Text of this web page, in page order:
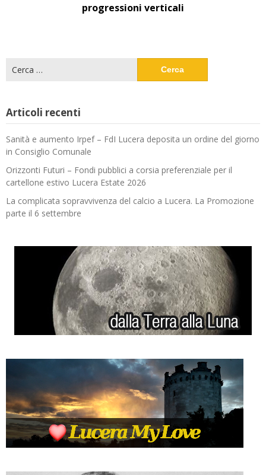
progressioni verticali
per:
Articoli recenti
Sanità e aumento Irpef – FdI Lucera deposita un ordine del giorno
in Consiglio Comunale
Orizzonti Futuri – Fondi pubblici a corsia preferenziale per il
cartellone estivo Lucera Estate 2026
La complicata sopravvivenza del calcio a Lucera. La Promozione
parte il 6 settembre